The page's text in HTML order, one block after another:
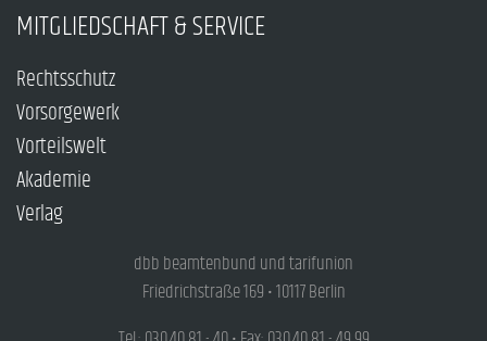
MITGLIEDSCHAFT & SERVICE
Rechtsschutz
Vorsorgewerk
Vorteilswelt
Akademie
Verlag
dbb beamtenbund und tarifunion
Friedrichstraße 169 • 10117 Berlin